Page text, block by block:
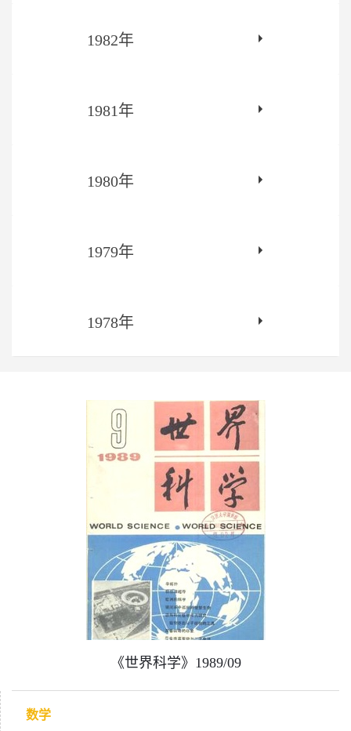
1982年
1981年
1980年
1979年
1978年
《世界科学》1989/09
数学